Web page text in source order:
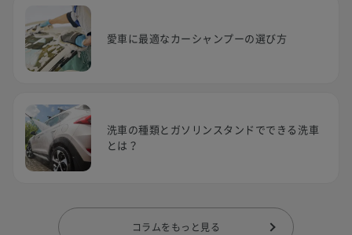
愛車に最適なカーシャンプーの選び方
洗車の種類とガソリンスタンドでできる洗車
とは？
コラムをもっと見る